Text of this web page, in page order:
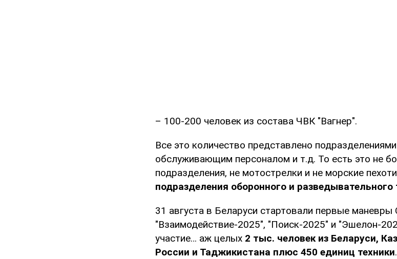
– 100-200 человек из состава ЧВК "Вагнер".
Все это количество представлено
обслуживающим персоналом и т.д. То есть это не
подразделения, не мотострелки и не морские
подразделения оборонного и разведывательного
31 августа в Беларуси стартовали первые
"Взаимодействие-2025", "Поиск-2025" и "Эшелон-
участие… аж целых 2 тыс. человек из Беларуси,
России и Таджикистана плюс 450 единиц техники.